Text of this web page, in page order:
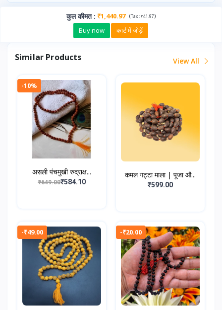
कुल कीमत: ₹1,440.97 (Tax :₹41.97)
Buy now कार्ट में जोड़ें
Similar Products View All
-10%
असली पंचमुखी रुद्राक्ष...
₹649.00₹584.10
कमल गट्टा माला | पूजा औ...
₹599.00
-₹49.00 -₹20.00